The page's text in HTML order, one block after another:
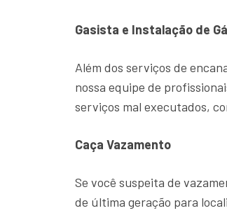
Gasista e Instalação de
Além dos serviços de
nossa equipe de
serviços mal executados,
Caça Vazamento
Se você suspeita de
de última geração para